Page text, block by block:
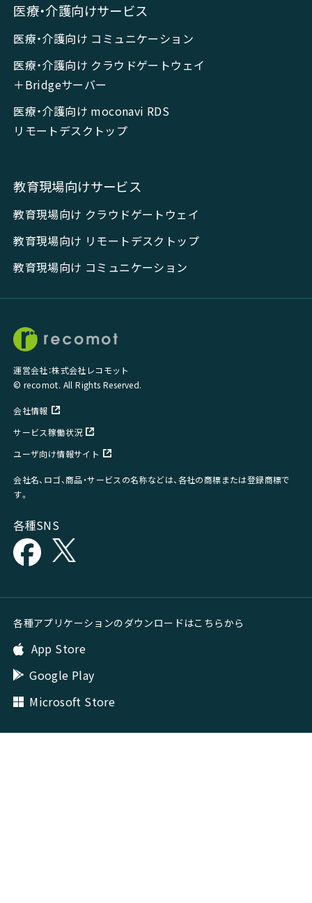
医療・介護向けサービス
医療・介護向け コミュニケーション
医療・介護向け クラウドゲートウェイ
＋Bridgeサーバー
医療・介護向け moconavi RDS
リモートデスクトップ
教育現場向けサービス
教育現場向け クラウドゲートウェイ
教育現場向け リモートデスクトップ
教育現場向け コミュニケーション
運営会社：株式会社レコモット
© recomot. All Rights Reserved.
会社情報
サービス稼働状況
ユーザ向け情報サイト
会社名、ロゴ、商品・サービスの名称などは、各社の商標または登録商標で
す。
各種SNS
各種アプリケーションのダウンロードはこちらから
App Store
Google Play
Microsoft Store